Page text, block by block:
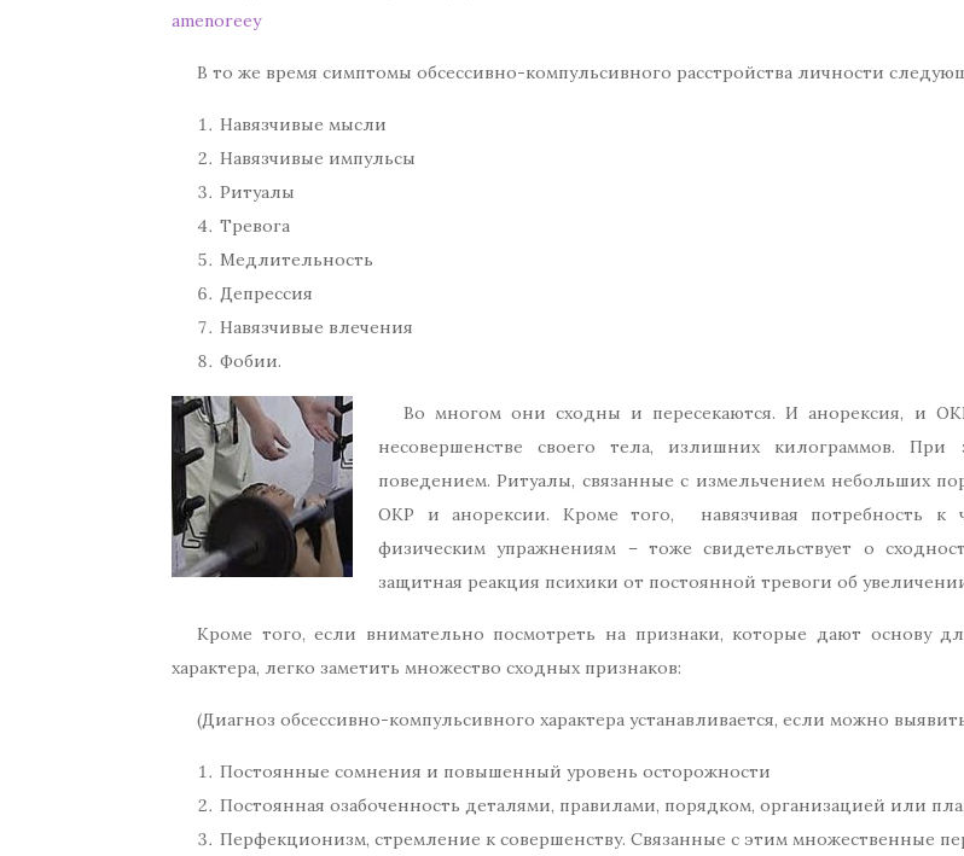
amenoreey
В то же время симптомы обсессивно-компульсивного расстройства личности
Навязчивые мысли
Навязчивые импульсы
Ритуалы
Тревога
Медлительность
Депрессия
Навязчивые влечения
Фобии.
Во многом они сходны и пересекаются. И анорексия, и
несовершенстве своего тела, излишних килограммов.
поведением. Ритуалы, связанные с измельчением небольших
ОКР и анорексии. Кроме того, навязчивая потребность к
физическим упражнениям – тоже свидетельствует о
защитная реакция психики от постоянной тревоги об
Кроме того, если внимательно посмотреть на признаки, которые дают основу
характера, легко заметить множество сходных признаков:
(Диагноз обсессивно-компульсивного характера устанавливается, если можно
Постоянные сомнения и повышенный уровень осторожности
Постоянная озабоченность деталями, правилами, порядком, организацией или
Перфекционизм, стремление к совершенству. Связанные с этим множественные